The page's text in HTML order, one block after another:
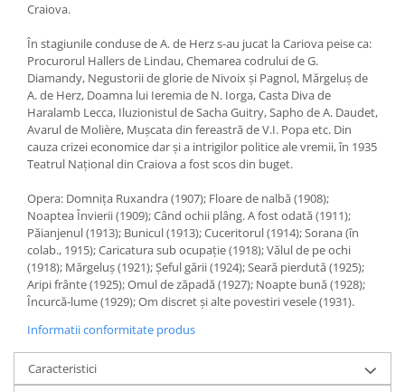
Craiova.
În stagiunile conduse de A. de Herz s-au jucat la Cariova peise ca:
Procurorul Hallers de Lindau, Chemarea codrului de G.
Diamandy, Negustorii de glorie de Nivoix şi Pagnol, Mărgeluş de
A. de Herz, Doamna lui Ieremia de N. Iorga, Casta Diva de
Haralamb Lecca, Iluzionistul de Sacha Guitry, Sapho de A. Daudet,
Avarul de Molière, Muşcata din fereastră de V.I. Popa etc. Din
cauza crizei economice dar şi a intrigilor politice ale vremii, în 1935
Teatrul Naţional din Craiova a fost scos din buget.
Opera: Domniţa Ruxandra (1907); Floare de nalbă (1908);
Noaptea Învierii (1909); Când ochii plâng. A fost odată (1911);
Păianjenul (1913); Bunicul (1913); Cuceritorul (1914); Sorana (în
colab., 1915); Caricatura sub ocupaţie (1918); Vălul de pe ochi
(1918); Mărgeluş (1921); Şeful gării (1924); Seară pierdută (1925);
Aripi frânte (1925); Omul de zăpadă (1927); Noapte bună (1928);
Încurcă-lume (1929); Om discret şi alte povestiri vesele (1931).
Informatii conformitate produs
Caracteristici